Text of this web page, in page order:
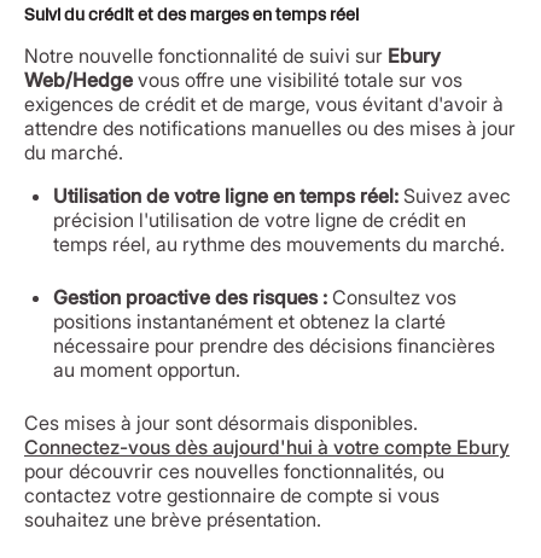
Suivi du crédit et des marges en temps réel
Notre nouvelle fonctionnalité de suivi sur Ebury
Web/Hedge vous offre une visibilité totale sur vos
exigences de crédit et de marge, vous évitant d'avoir à
attendre des notifications manuelles ou des mises à jour
du marché.
Utilisation de votre ligne en temps réel: Suivez avec
précision l'utilisation de votre ligne de crédit en
temps réel, au rythme des mouvements du marché.
Gestion proactive des risques : Consultez vos
positions instantanément et obtenez la clarté
nécessaire pour prendre des décisions financières
au moment opportun.
Ces mises à jour sont désormais disponibles.
Connectez-vous dès aujourd'hui à votre compte Ebury
pour découvrir ces nouvelles fonctionnalités, ou
contactez votre gestionnaire de compte si vous
souhaitez une brève présentation.